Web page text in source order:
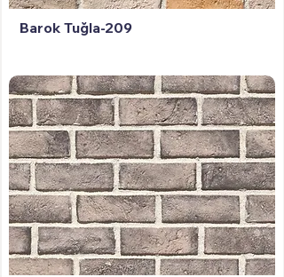
Barok Tuğla-209